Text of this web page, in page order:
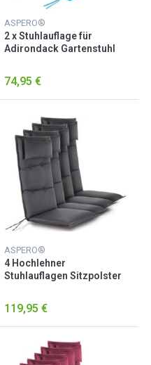
ASPERO®
2 x Stuhlauflage für
Adirondack Gartenstuhl
74,95 €
ASPERO®
4 Hochlehner
Stuhlauflagen Sitzpolster
119,95 €